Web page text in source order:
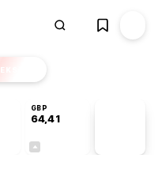
EKSTRA
GBP
64,41